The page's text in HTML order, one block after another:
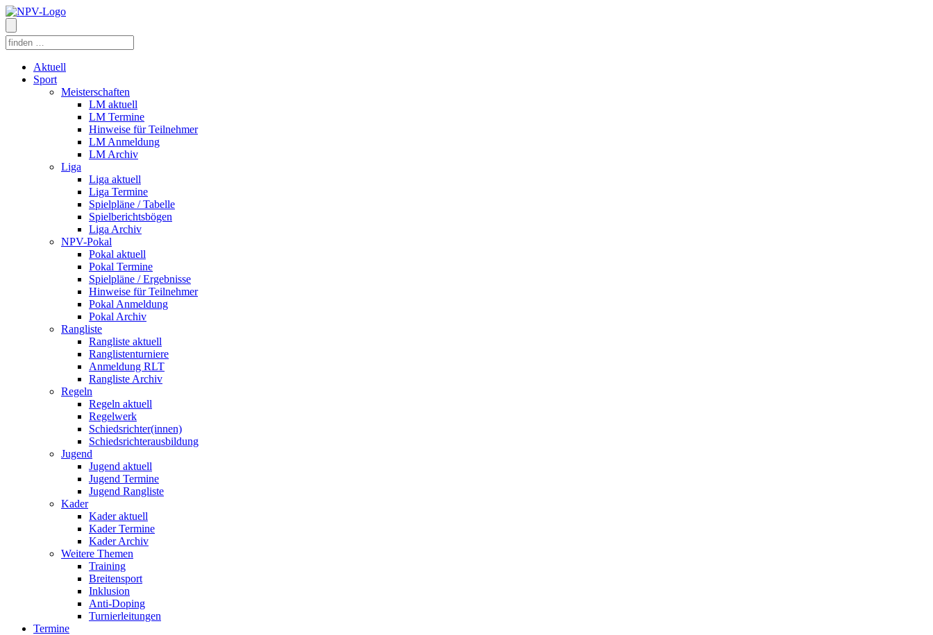
Aktuell
Sport
Meisterschaften
LM aktuell
LM Termine
Hinweise für Teilnehmer
LM Anmeldung
LM Archiv
Liga
Liga aktuell
Liga Termine
Spielpläne / Tabelle
Spielberichtsbögen
Liga Archiv
NPV-Pokal
Pokal aktuell
Pokal Termine
Spielpläne / Ergebnisse
Hinweise für Teilnehmer
Pokal Anmeldung
Pokal Archiv
Rangliste
Rangliste aktuell
Ranglistenturniere
Anmeldung RLT
Rangliste Archiv
Regeln
Regeln aktuell
Regelwerk
Schiedsrichter(innen)
Schiedsrichterausbildung
Jugend
Jugend aktuell
Jugend Termine
Jugend Rangliste
Kader
Kader aktuell
Kader Termine
Kader Archiv
Weitere Themen
Training
Breitensport
Inklusion
Anti-Doping
Turnierleitungen
Termine